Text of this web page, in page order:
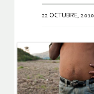
22 OCTUBRE, 2010